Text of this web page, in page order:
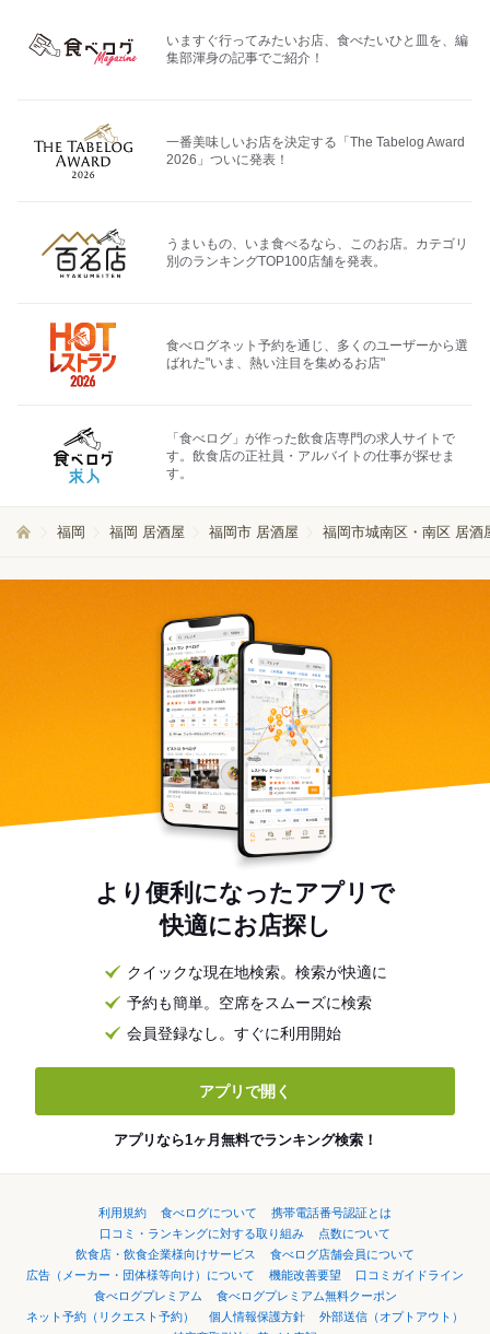
いますぐ行ってみたいお店、食べたいひと皿を、編
集部渾身の記事でご紹介！
一番美味しいお店を決定する「The Tabelog Award
2026」ついに発表！
うまいもの、いま食べるなら、このお店。カテゴリ
別のランキングTOP100店舗を発表。
食べログネット予約を通じ、多くのユーザーから選
ばれた"いま、熱い注目を集めるお店"
「食べログ」が作った飲食店専門の求人サイトで
す。飲食店の正社員・アルバイトの仕事が探せま
す。
福岡 福岡 居酒屋 福岡市 居酒屋 福岡市城南区・南区 居酒
より便利になったアプリで
快適にお店探し
クイックな現在地検索。検索が快適に
予約も簡単。空席をスムーズに検索
会員登録なし。すぐに利用開始
アプリで開く
アプリなら1ヶ月無料でランキング検索！
利用規約 食べログについて
携帯電話番号認証とは
口コミ・ランキングに対する取り組み
点数について
飲食店・飲食企業様向けサービス
食べログ店舗会員について
広告（メーカー・団体様等向け）について
機能改善要望
口コミガイドライン
食べログプレミアム
食べログプレミアム無料クーポン
ネット予約（リクエスト予約）
個人情報保護方針
外部送信（オプトアウト）